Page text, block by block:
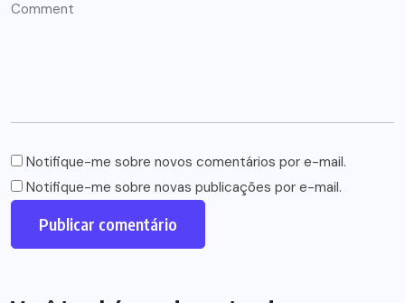
Notifique-me sobre novos comentários por e-mail.
Notifique-me sobre novas publicações por e-mail.